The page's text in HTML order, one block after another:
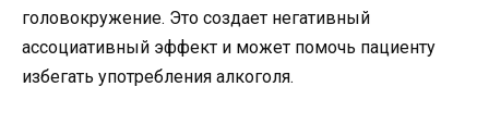
головокружение. Это создает негативный
ассоциативный эффект и может помочь пациенту
избегать употребления алкоголя.